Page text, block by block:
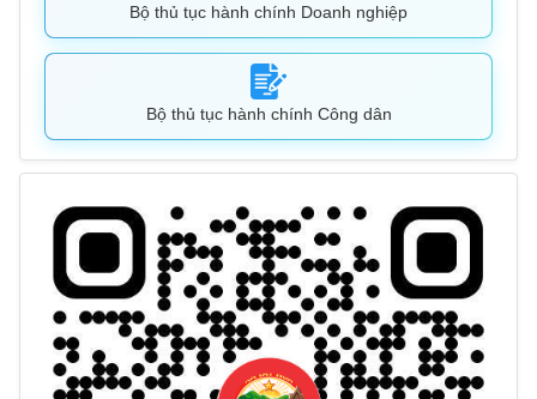
Bộ thủ tục hành chính Doanh nghiệp
Bộ thủ tục hành chính Công dân